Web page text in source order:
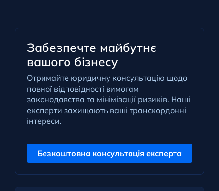
Забезпечте майбутнє
вашого бізнесу
Отримайте юридичну консультацію щодо
повної відповідності вимогам
законодавства та мінімізації ризиків. Наші
експерти захищають ваші транскордонні
інтереси.
Безкоштовна консультація експерта